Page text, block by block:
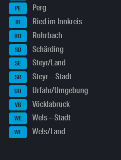
PE Perg
RI Ried im Innkreis
RO Rohrbach
SD Schärding
SE Steyr/Land
SR Steyr – Stadt
UU Urfahr/Umgebung
VB Vöcklabruck
WE Wels – Stadt
WL Wels/Land